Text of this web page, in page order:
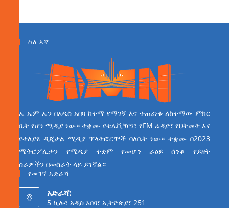
ስለ እኛ
ኤ ኤም ኤን በአዲስ አበባ ከተማ የማገኝ እና ተጠሪነቱ ለከተማው ምክር
ቤት የሆነ ሚዲያ ነው። ተቋሙ የቴሌቪዥን፣ የFM ሬዲዮ፣ የህትመት እና
የተለያዩ ዲጂታል ሚዲያ ፕላትፎርሞች ባለቤት ነው። ተቋሙ በ2023
ሜትሮፖሊታን የሚዲያ ተቋም የመሆን ራዕይ ሰንቆ የይዘት
ስራዎችን በመስራት ላይ ይገኛል።
የመገኛ አድራሻ
አድራሻ:
5 ኪሎ፣ አዲስ አበባ፣ ኢትዮጵያ፣ 251